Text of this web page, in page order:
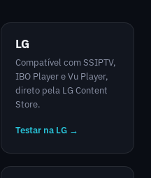
LG
Compatível com SSIPTV,
IBO Player e Vu Player,
direto pela LG Content
Store.
Testar na LG →